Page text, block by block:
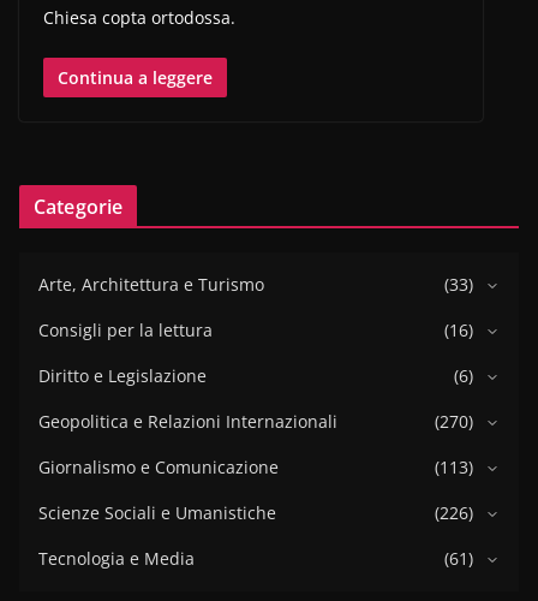
Chiesa copta ortodossa.
Continua a leggere
Categorie
Arte, Architettura e Turismo
(33)
Consigli per la lettura
(16)
Diritto e Legislazione
(6)
Geopolitica e Relazioni Internazionali
(270)
Giornalismo e Comunicazione
(113)
Scienze Sociali e Umanistiche
(226)
Tecnologia e Media
(61)